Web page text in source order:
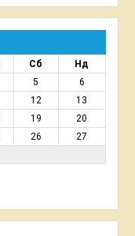
Сб
Нд
5
6
12
13
19
20
26
27